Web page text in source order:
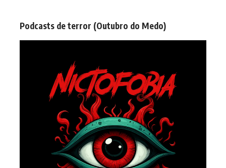
Podcasts de terror (Outubro do Medo)